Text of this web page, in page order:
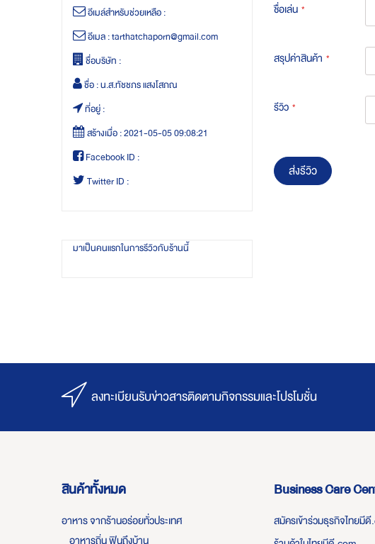
อีเมล์สำหรับช่วยเหลือ :
อีเมล :tarthatchaporn@gmail.com
ชื่อบริษัท :
ชื่อ :น.ส.ทัชชภร แสงโสภณ
ที่อยู่ :
สร้างเมื่อ :2021-05-05 09:08:21
Facebook ID :
Twitter ID :
มาเป็นคนแรกในการรีวิวกับร้านนี้
ชื่อเล่น
สรุปค่าสินค้า
รีวิว
ส่งรีวิว
ลงทะเบียนรับข่าวสารติดตามกิจกรรมและโปรโมชั่น
สินค้าทั้งหมด
อาหาร จากร้านอร่อยทั่วประเทศ
อาหารถิ่น ฟินถึงบ้าน
Business Care
สมัครเข้าร่วมธุรกิจไทยมี